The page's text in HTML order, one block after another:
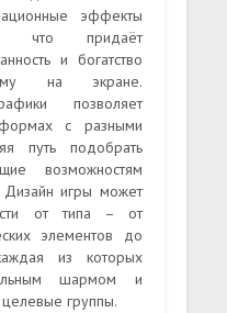
эффекты
что придаёт
и богатство
на экране.
позволяет
с разными
путь подобрать
возможностям
Дизайн игры может
от типа – от
элементов до
из которых
шармом и
группы.